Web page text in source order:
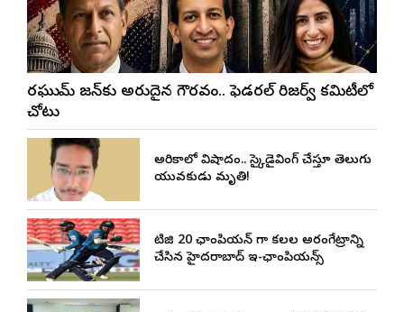
రఘురామ్ రాజన్‌కు అరుదైన గౌరవం.. ఫెడరల్ రిజర్వ్ కమిటీలో
చోటు
అమెరికాలో విషాదం.. స్కైడైవింగ్ చేస్తూ తెలుగు
యువకుడు మృతి!
టిజి 20 ఛాంపియన్ గా కలల అరంగేట్రాన్ని
చేసిన హైదరాబాద్ ఇ-ఛాంపియన్స్